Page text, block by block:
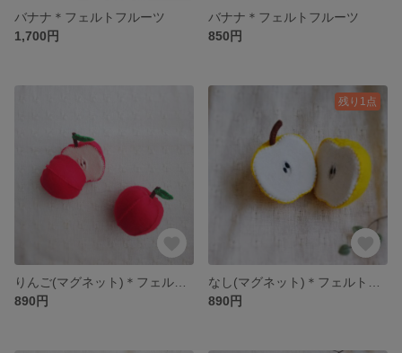
バナナ＊フェルトフルーツ
1,700円
バナナ＊フェルトフルーツ
850円
890円
残り1点
890円